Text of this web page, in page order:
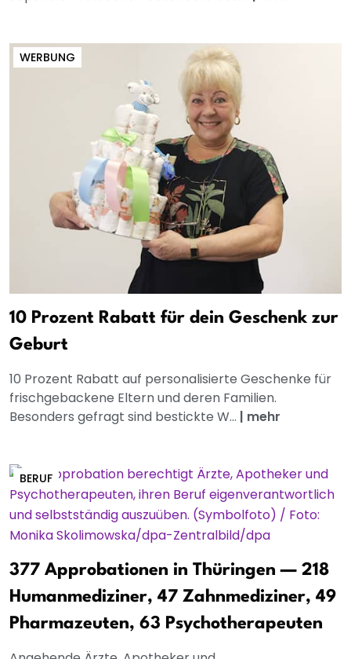
WERBUNG
10 Prozent Rabatt für dein Geschenk zur
Geburt
10 Prozent Rabatt auf personalisierte Geschenke für
frischgebackene Eltern und deren Familien.
Besonders gefragt sind bestickte W... | mehr
BERUF
377 Approbationen in Thüringen — 218
Humanmediziner, 47 Zahnmediziner, 49
Pharmazeuten, 63 Psychotherapeuten